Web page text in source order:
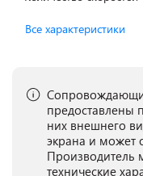
Все характеристики
предоставлены
них внешнего
экрана и может
Производитель
технические